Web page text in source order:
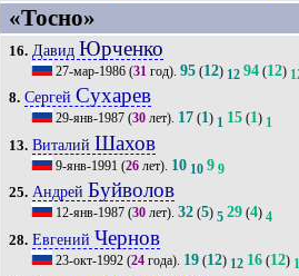
«Тосно»
16. Давид Юрченко
27-мар-1986(31год). 95(12) 12 94(12)
8. Сергей Сухарев
29-янв-1987(30лет). 17(1) 1 15(1) 1
13. Виталий Шахов
9-янв-1991 (26лет). 10 10 9 9
25. Андрей Буйволов
12-янв-1987(30лет). 32(5) 5 29(4) 4
28. Евгений Чернов
23-окт-1992(24года). 19(12) 12 16(12)